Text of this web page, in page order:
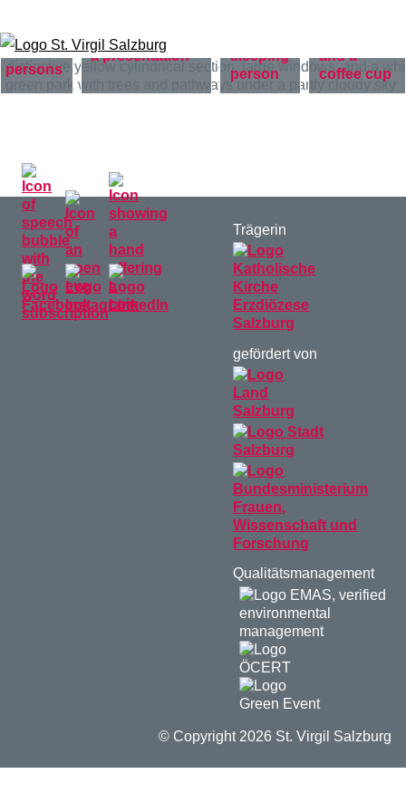
Trägerin
gefördert von
Qualitätsmanagement
© Copyright 2026 St. Virgil Salzburg